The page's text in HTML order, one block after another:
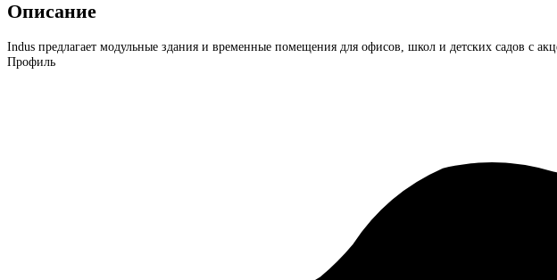
Описание
Indus предлагает модульные здания и временные помещения для офисов, школ и детских садов с
Профиль